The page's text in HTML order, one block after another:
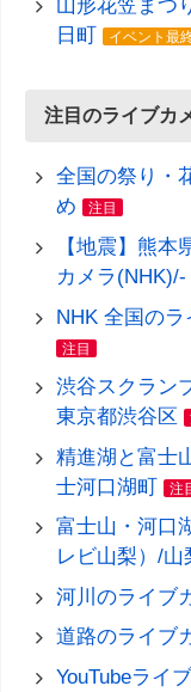
山形花笠まつ
日町
イベント最
注目のライブカ
全国の祭り・
め
注目
【地震】熊本
カメラ(NHK)/-
NHK 全国の
注目
渋谷スクラン
東京都渋谷区
精進湖と富士
士河口湖町
注
富士山・河口
レビ山梨）/山
河川のライブ
道路のライブ
YouTubeライ